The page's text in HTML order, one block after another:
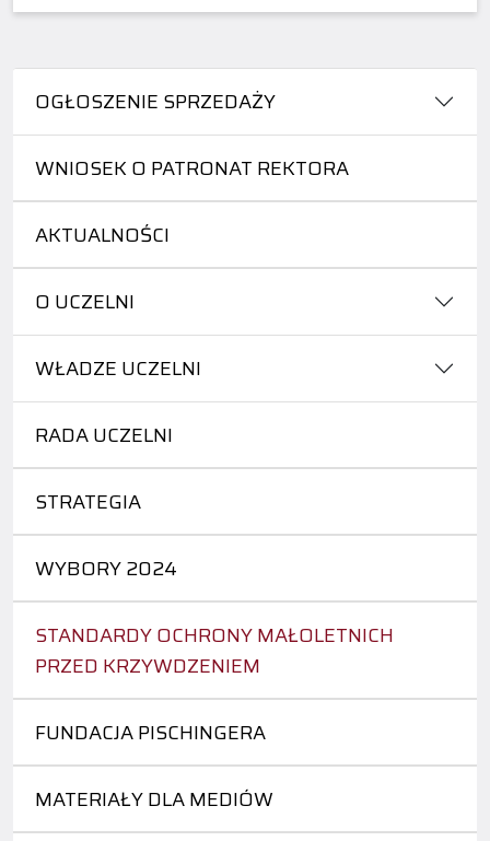
OGŁOSZENIE SPRZEDAŻY
WNIOSEK O PATRONAT REKTORA
AKTUALNOŚCI
O UCZELNI
WŁADZE UCZELNI
RADA UCZELNI
STRATEGIA
WYBORY 2024
STANDARDY OCHRONY MAŁOLETNICH
PRZED KRZYWDZENIEM
FUNDACJA PISCHINGERA
MATERIAŁY DLA MEDIÓW